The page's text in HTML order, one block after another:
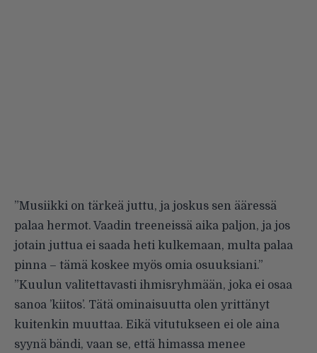
”Musiikki on tärkeä juttu, ja joskus sen ääressä
palaa hermot. Vaadin treeneissä aika paljon, ja jos
jotain juttua ei saada heti kulkemaan, multa palaa
pinna – tämä koskee myös omia osuuksiani.”
”Kuulun valitettavasti ihmisryhmään, joka ei osaa
sanoa ’kiitos’. Tätä ominaisuutta olen yrittänyt
kuitenkin muuttaa. Eikä vitutukseen ei ole aina
syynä bändi, vaan se, että himassa menee